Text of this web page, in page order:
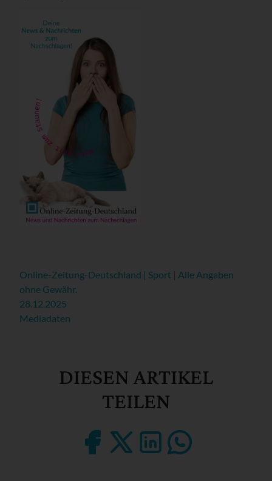
Online-Zeitung-Deutschland | Sport | Alle Angaben
ohne Gewähr.
28.12.2025
Mediadaten
DIESEN ARTIKEL
TEILEN